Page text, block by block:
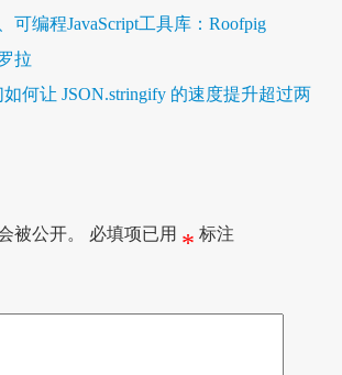
可编程JavaScript工具库：Roofpig
拉
何让 JSON.stringify 的速度提升超过两
被公开。 必填项已用 * 标注